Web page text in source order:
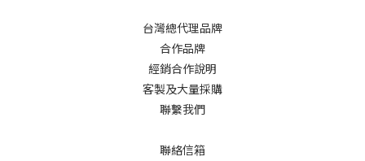
台灣總代理品牌
合作品牌
經銷合作說明
客製及大量採購
聯繫我們
聯絡信箱